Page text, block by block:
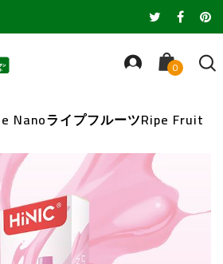
NanoライプフルーツRipe Fruit